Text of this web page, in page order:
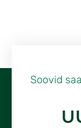
Soovid